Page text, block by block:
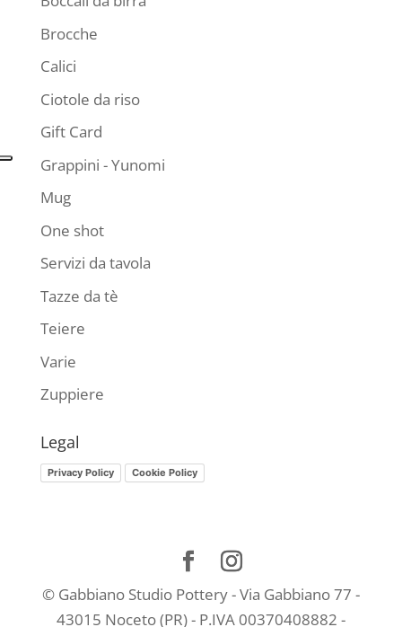
Brocche
Calici
Ciotole da riso
Gift Card
Grappini - Yunomi
Mug
One shot
Servizi da tavola
Tazze da tè
Teiere
Varie
Zuppiere
Legal
Privacy Policy Cookie Policy
© Gabbiano Studio Pottery - Via Gabbiano 77 -
43015 Noceto (PR) - P.IVA 00370408882 -